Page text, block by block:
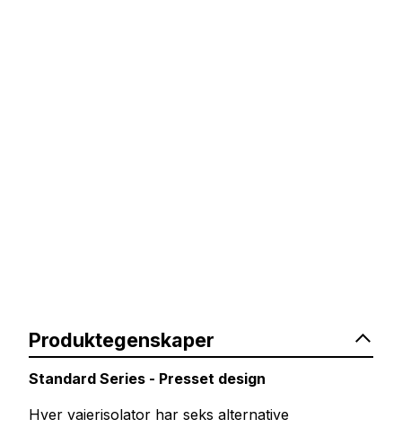
Produktegenskaper
Standard Series - Presset design
Hver vaierisolator har seks alternative